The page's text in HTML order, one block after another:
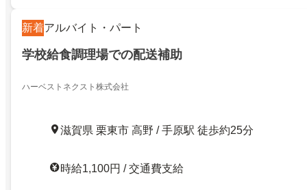
新着アルバイト・パート
学校給食調理場での配送補助
ハーベストネクスト株式会社
滋賀県 栗東市 高野 / 手原駅 徒歩約25分
時給1,100円 / 交通費支給